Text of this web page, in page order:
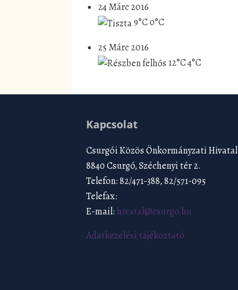
24 Márc 2016
9°C0°C
25 Márc 2016
12°C4°C
Kapcsolat
Csurgói Közös Önkormányzati Hivatal
8840 Csurgó, Széchenyi tér 2.
Telefon: 82/471-388, 82/571-095
Telefax:
E-mail: hivatal@csurgo.hu
Adatkezelési tájékoztató